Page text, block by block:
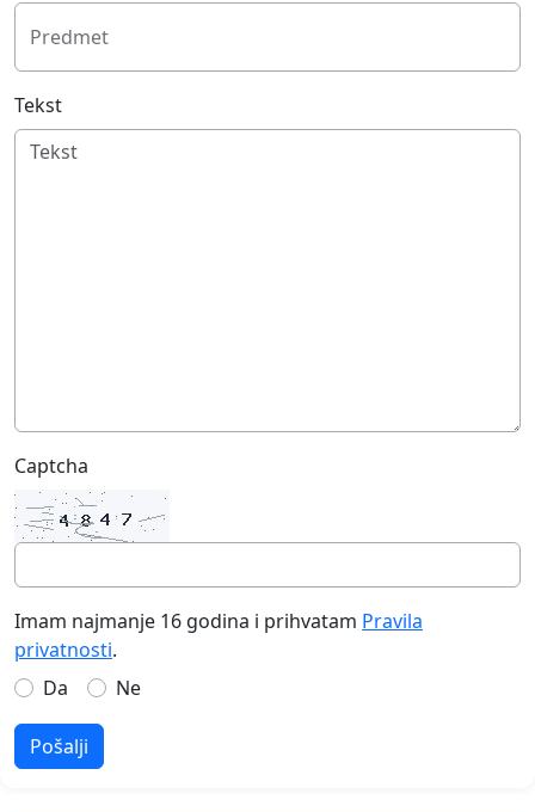
Predmet
Tekst
Captcha
Imam najmanje 16 godina i prihvatam Pravila
privatnosti.
Da
Ne
Pošalji